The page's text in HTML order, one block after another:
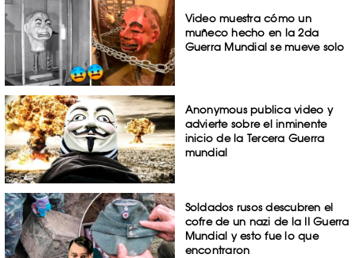
Video muestra cómo un
muñeco hecho en la 2da
Guerra Mundial se mueve solo
Anonymous publica video y
advierte sobre el inminente
inicio de la Tercera Guerra
mundial
Soldados rusos descubren el
cofre de un nazi de la II Guerra
Mundial y esto fue lo que
encontraron